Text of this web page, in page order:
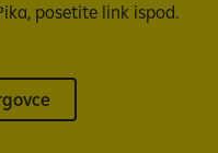
posetite link ispod.